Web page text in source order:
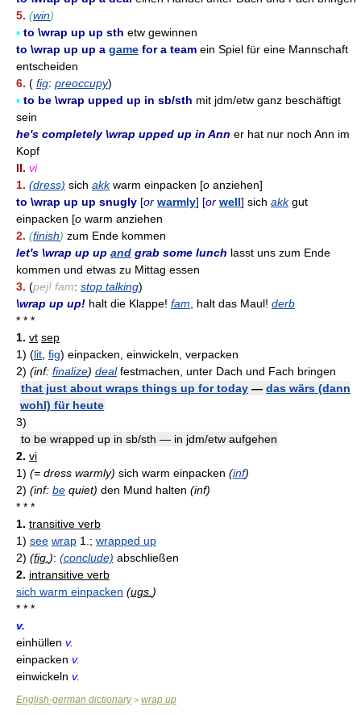
5. (win)
▪ to \wrap up up sth etw gewinnen
to \wrap up up a game for a team ein Spiel für eine Mannschaft
entscheiden
6. ( fig: preoccupy)
▪ to be \wrap upped up in sb/sth mit jdm/etw ganz beschäftigt
sein
he's completely \wrap upped up in Ann er hat nur noch Ann im
Kopf
II. vi
1. (dress) sich akkwarm einpacken [o anziehen]
to \wrap up up snugly [or warmly] [or well] sich akkgut
einpacken [o warm anziehen
2. (finish) zum Ende kommen
let's \wrap up up and grab some lunch lasst uns zum Ende
kommen und etwas zu Mittag essen
3. (pej! fam: stop talking)
\wrap up up! halt die Klappe! fam , halt das Maul! derb
* * *
1. vt sep
1) (lit fig) einpacken, einwickeln, verpacken
2) (inf: finalize) dealfestmachen, unter Dach und Fach bringen
that just about wraps things up for today — das wärs (dann
wohl) für heute
3)
to be wrapped up in sb/sth — in jdm/etw aufgehen
2. vi
1) (= dress warmly) sich warm einpacken (inf)
2) (inf: be quiet) den Mund halten (inf)
* * *
1. transitive verb
1) see wrap 1.; wrapped up
2) (fig. ): (conclude) abschließen
2. intransitive verb
sich warm einpacken (ugs. )
* * *
v.
einhüllen v.
einpacken v.
einwickeln v.
English-german dictionary> wrap up